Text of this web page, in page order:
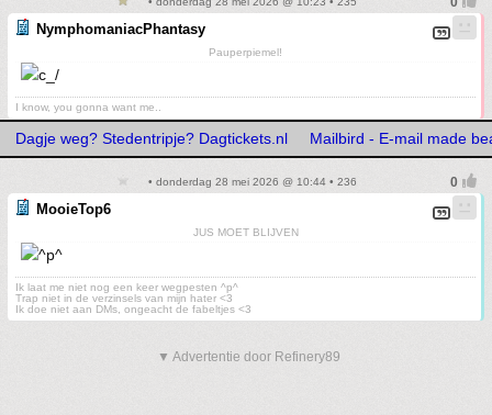
NymphomaniacPhantasy
Pauperpiemel!
I know, you gonna want me..
Dagje weg? Stedentripje? Dagtickets.nl Mailbird - E-mail made
• donderdag 28 mei 2026 @ 10:44 • 236
MooieTop6
JUS MOET BLIJVEN
Ik laat me niet nog een keer wegpesten ^p^
Trap niet in de verzinsels van mijn hater <3
Ik doe niet aan DMs, ongeacht de fabeltjes <3
▼ Advertentie door Refinery89